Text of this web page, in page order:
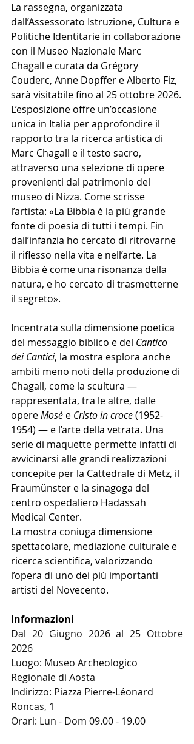
La rassegna, organizzata
dall’Assessorato Istruzione, Cultura e
Politiche Identitarie in collaborazione
con il Museo Nazionale Marc
Chagall e curata da Grégory
Couderc, Anne Dopffer e Alberto Fiz,
sarà visitabile fino al 25 ottobre 2026.
L’esposizione offre un’occasione
unica in Italia per approfondire il
rapporto tra la ricerca artistica di
Marc Chagall e il testo sacro,
attraverso una selezione di opere
provenienti dal patrimonio del
museo di Nizza. Come scrisse
l’artista: «La Bibbia è la più grande
fonte di poesia di tutti i tempi. Fin
dall’infanzia ho cercato di ritrovarne
il riflesso nella vita e nell’arte. La
Bibbia è come una risonanza della
natura, e ho cercato di trasmetterne
il segreto».
Incentrata sulla dimensione poetica
del messaggio biblico e del Cantico
dei Cantici, la mostra esplora anche
ambiti meno noti della produzione di
Chagall, come la scultura —
rappresentata, tra le altre, dalle
opere Mosè e Cristo in croce (1952-
1954) — e l’arte della vetrata. Una
serie di maquette permette infatti di
avvicinarsi alle grandi realizzazioni
concepite per la Cattedrale di Metz, il
Fraumünster e la sinagoga del
centro ospedaliero Hadassah
Medical Center.
La mostra coniuga dimensione
spettacolare, mediazione culturale e
ricerca scientifica, valorizzando
l’opera di uno dei più importanti
artisti del Novecento.
Informazioni
Dal 20 Giugno 2026 al 25 Ottobre
2026
Luogo: Museo Archeologico
Regionale di Aosta
Indirizzo: Piazza Pierre-Léonard
Roncas, 1
Orari: Lun - Dom 09.00 - 19.00